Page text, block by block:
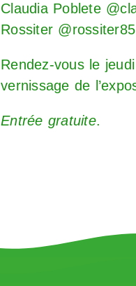
Claudia Poblete
Rossiter
Rendez-vous le
vernissage de
Entrée gratuite.